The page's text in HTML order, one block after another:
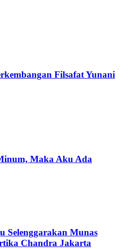
Filsafat Yunani
Maka Aku Ada
Selenggarakan Munas
Chandra Jakarta